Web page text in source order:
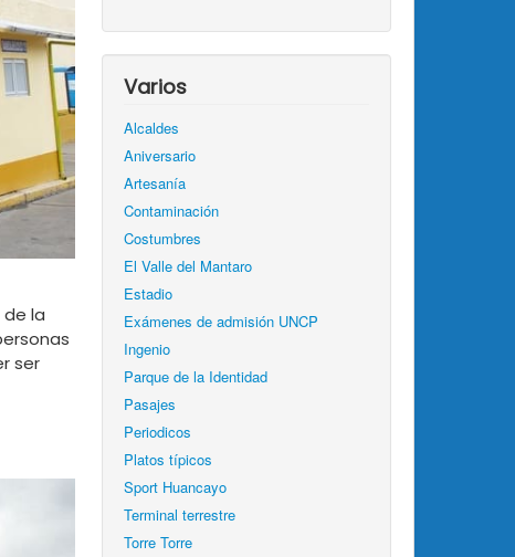
la
ser
Varios
Alcaldes
Aniversario
Artesanía
Contaminación
Costumbres
El Valle del Mantaro
Estadio
Exámenes de admisión UNCP
Ingenio
Parque de la Identidad
Pasajes
Periodicos
Platos típicos
Sport Huancayo
Terminal terrestre
Torre Torre